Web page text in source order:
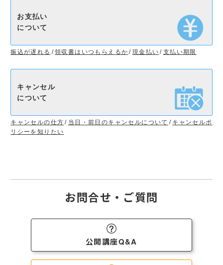
お支払い
について
振込が遅れる 領収書はいつもらえるか 現金払い 支払い期限
キャンセル
について
キャンセルの仕方 当日・前日のキャンセルについて
キャンセルポ
リシーを知りたい
お問合せ・ご質問
公開講座Q&A